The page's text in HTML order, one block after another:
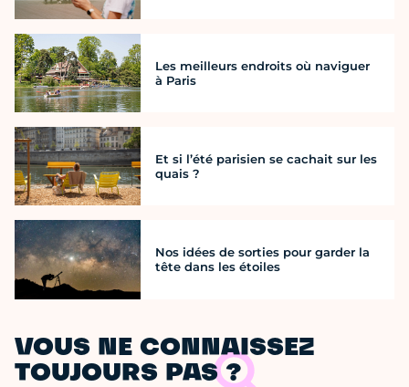
Les meilleurs endroits où naviguer
à Paris
Et si l’été parisien se cachait sur les
quais ?
Nos idées de sorties pour garder la
tête dans les étoiles
VOUS NE CONNAISSEZ
TOUJOURS PAS ?